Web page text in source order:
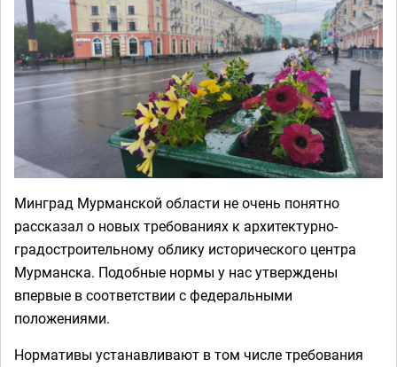
Минград Мурманской области не очень понятно
рассказал о новых требованиях к архитектурно-
градостроительному облику исторического центра
Мурманска. Подобные нормы у нас утверждены
впервые в соответствии с федеральными
положениями.
Нормативы устанавливают в том числе требования